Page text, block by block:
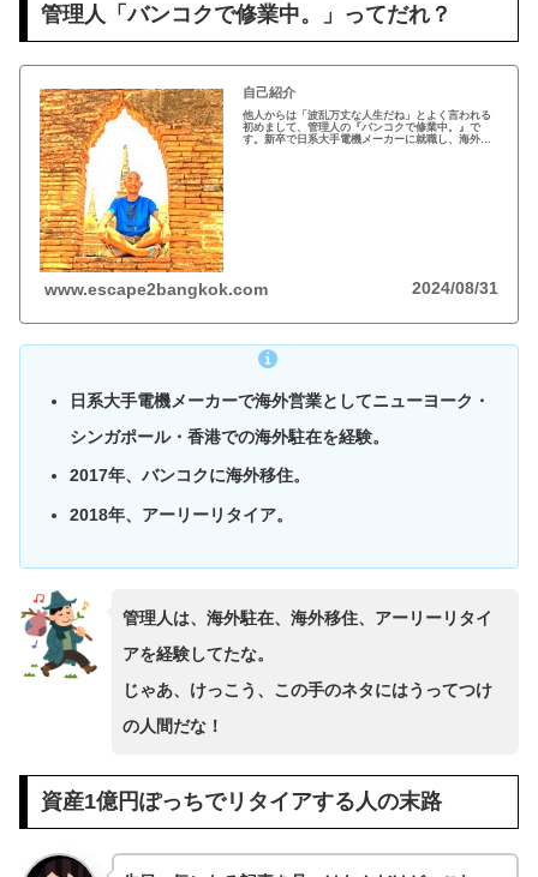
管理人「バンコクで修業中。」ってだれ？
自己紹介
他人からは「波乱万丈な人生だね」とよく言われる
初めまして、管理人の『バンコクで修業中。』で
す。新卒で日系大手電機メーカーに就職し、海外営
www.escape2bangkok.com 2024/08/31
日系大手電機メーカーで海外営業としてニューヨーク・
シンガポール・香港での海外駐在を経験。
2017年、バンコクに海外移住。
2018年、アーリーリタイア。
管理人は、海外駐在、海外移住、アーリーリタイ
アを経験してたな。
じゃあ、けっこう、この手のネタにはうってつけ
の人間だな！
資産1億円ぽっちでリタイアする人の末路